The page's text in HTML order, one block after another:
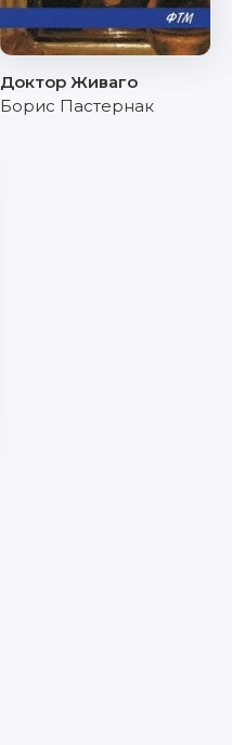
Доктор Живаго
Борис Пастернак